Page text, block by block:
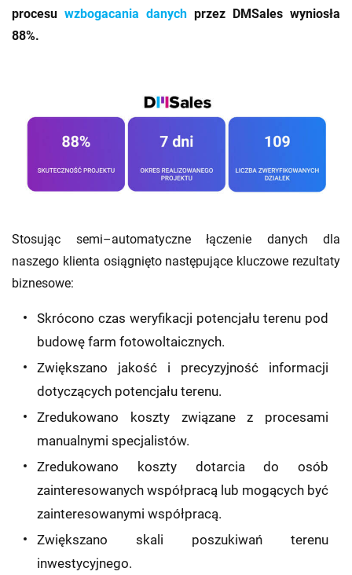
procesu wzbogacania danych przez DMSales wyniosła
88%.
Stosując semi–automatyczne łączenie danych dla
naszego klienta osiągnięto następujące kluczowe rezultaty
biznesowe:
Skrócono czas weryfikacji potencjału terenu pod
budowę farm fotowoltaicznych.
Zwiększano jakość i precyzyjność informacji
dotyczących potencjału terenu.
Zredukowano koszty związane z procesami
manualnymi specjalistów.
Zredukowano koszty dotarcia do osób
zainteresowanych współpracą lub mogących być
zainteresowanymi współpracą.
Zwiększano skali poszukiwań terenu
inwestycyjnego.